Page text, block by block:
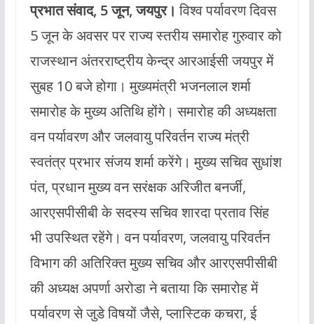
प्रभात संवाद, 5 जून, जयपुर। विश्व पर्यावरण दिवस
5 जून के अवसर पर राज्य स्तरीय समारोह गुरुवार को
राजस्थान अंतरराष्ट्रीय केन्द्र आरआईसी जयपुर में
सुबह 10 बजे होगा। मुख्यमंत्री भजनलाल शर्मा
समारोह के मुख्य अतिथि होंगे। समारोह की अध्यक्षता
वन पर्यावरण और जलवायु परिवर्तन राज्य मंत्री
स्वतंत्र प्रभार संजय शर्मा करेंगे। मुख्य सचिव सुधांश
पंत, प्रधान मुख्य वन सरंक्षक अरिजीत बनर्जी,
आरएसपीसीबी के सदस्य सचिव शारदा प्रताव सिंह
भी उपस्थित रहेंगे। वन पर्यावरण, जलवायु परिवर्तन
विभाग की अतिरिक्त मुख्य सचिव और आरएसपीसीबी
की अध्यक्ष अपर्णा अरोडा ने बताया कि समारोह में
पर्यावरण से जुडे विषयों जैसे, प्लास्टिक कचरा, ई